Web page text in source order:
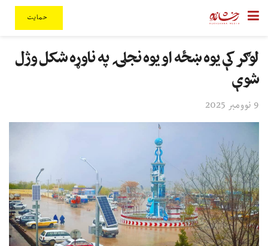
حمایت
لوګر کې یوه ښځه او یوه نجلۍ په ناوړه شکل وژل
شوې
9 نوومبر 2025